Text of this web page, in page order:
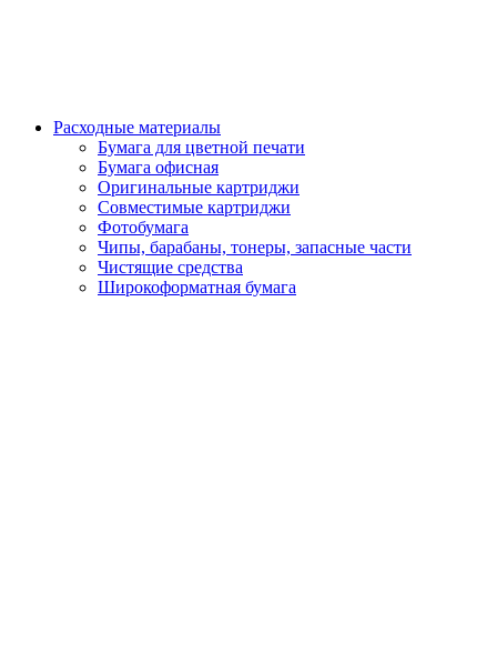
Расходные материалы
Бумага для цветной печати
Бумага офисная
Оригинальные картриджи
Совместимые картриджи
Фотобумага
Чипы, барабаны, тонеры, запасные части
Чистящие средства
Широкоформатная бумага